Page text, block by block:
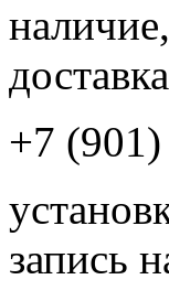
доставка
+7
запись